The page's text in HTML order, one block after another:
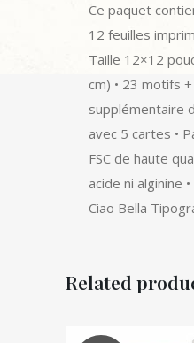
Ce paquet
12 feuilles
Taille 12×12
cm) • 23 motifs
supplémentaire
avec 5 cartes •
FSC de haute
acide ni alginine
Ciao Bella
Related